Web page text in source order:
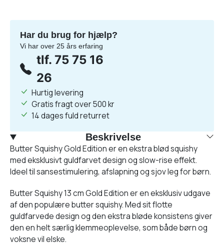
Har du brug for hjælp?
Vi har over 25 års erfaring
tlf. 75 75 16
26
Hurtig levering
Gratis fragt over 500 kr
14 dages fuld returret
Beskrivelse
Butter Squishy Gold Edition er en ekstra blød squishy
med eksklusivt guldfarvet design og slow-rise effekt.
Ideel til sansestimulering, afslapning og sjov leg for børn.
Butter Squishy 13 cm Gold Edition er en eksklusiv udgave
af den populære butter squishy. Med sit flotte
guldfarvede design og den ekstra bløde konsistens giver
den en helt særlig klemmeoplevelse, som både børn og
voksne vil elske.